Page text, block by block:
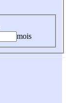
mois